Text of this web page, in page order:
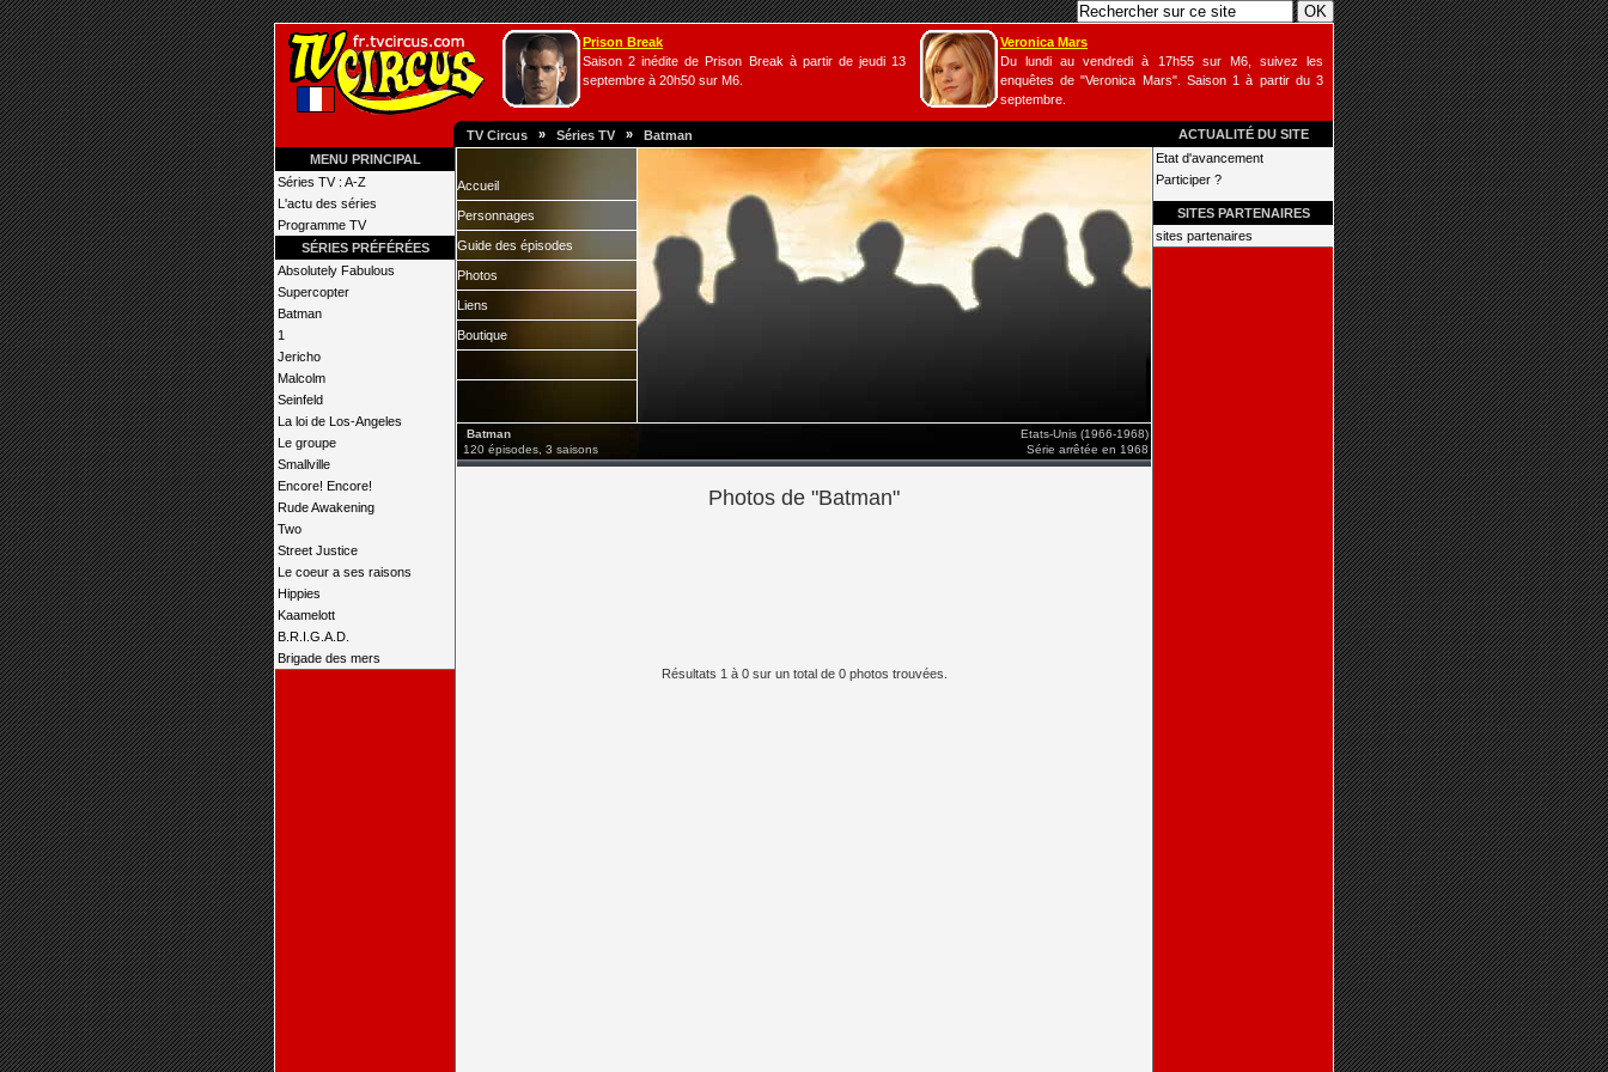
Prison Break
Saison 2 inédite de Prison Break à partir de jeudi 13
septembre à 20h50 sur M6.
Veronica Mars
Du lundi au vendredi à 17h55 sur M6, suivez les
enquêtes de "Veronica Mars". Saison 1 à partir du 3
septembre.
TV Circus » Séries TV » Batman
ACTUALITÉ DU SITE
MENU PRINCIPAL
Séries TV : A-Z
L'actu des séries
Programme TV
SÉRIES PRÉFÉRÉES
Absolutely Fabulous
Supercopter
Batman
1
Jericho
Malcolm
Seinfeld
La loi de Los-Angeles
Le groupe
Smallville
Encore! Encore!
Rude Awakening
Two
Street Justice
Le coeur a ses raisons
Hippies
Kaamelott
B.R.I.G.A.D.
Brigade des mers
Accueil
Personnages
Guide des épisodes
Photos
Liens
Boutique
Batman
120 épisodes, 3 saisons
Etats-Unis (1966-1968)
Série arrêtée en 1968
Photos de "Batman"
Résultats 1 à 0 sur un total de 0 photos trouvées.
Etat d'avancement
Participer ?
SITES PARTENAIRES
sites partenaires